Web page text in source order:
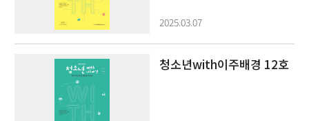
2025.03.07
청소년with이주배경 12호